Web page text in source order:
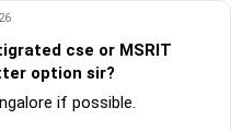
funds.
assets for your regular
returns is not necessary.
cse or MSRIT
option sir?
if possible.